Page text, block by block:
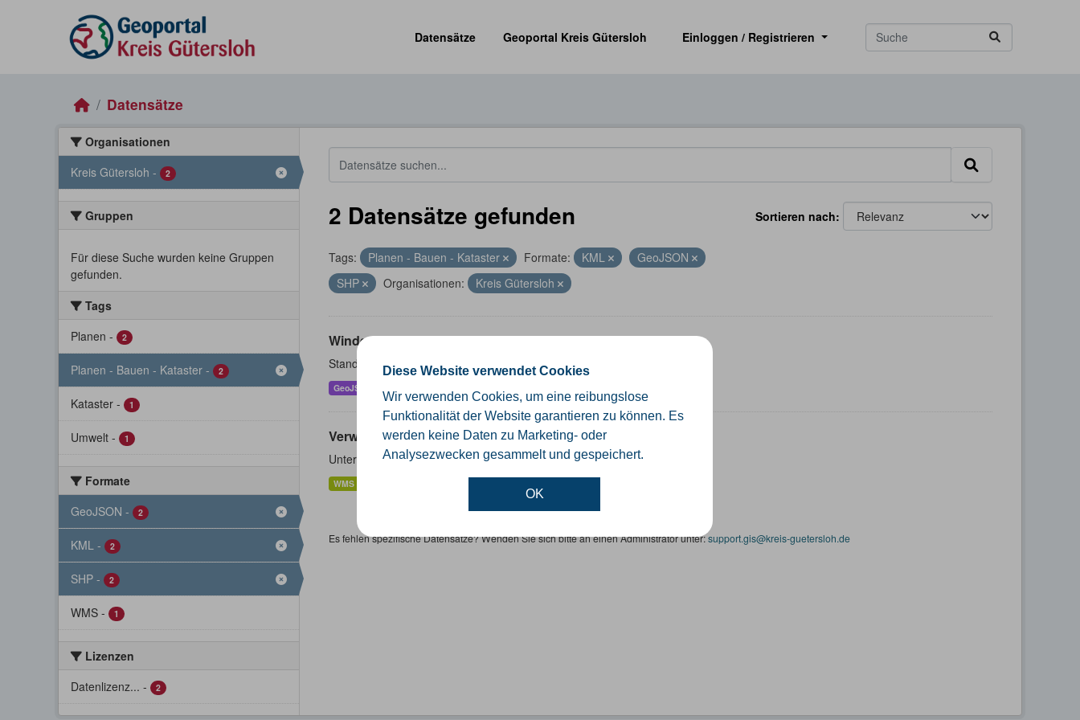
Diese Website verwendet Cookies
Wir verwenden Cookies, um eine reibungslose
Funktionalität der Website garantieren zu können. Es
werden keine Daten zu Marketing- oder
Analysezwecken gesammelt und gespeichert.
OK
Datensätze
Geoportal Kreis Gütersloh Einloggen / Registrieren
Datensätze
Organisationen
Kreis Gütersloh - 2
Gruppen
Für diese Suche wurden keine Gruppen
gefunden.
Tags
Planen - 2
Planen - Bauen - Kataster - 2
Kataster - 1
Umwelt - 1
Formate
GeoJSON - 2
KML - 2
SHP - 2
WMS - 1
Lizenzen
Datenlizenz... - 2
Sortieren nach
2 Datensätze gefunden
Tags: Planen - Bauen - Kataster Formate: KML
GeoJSON
SHP
Organisationen: Kreis Gütersloh
Windenergieanlagen
Standorte der Windenergieanlagen im Kreis Gütersloh
GeoJSON
Verwaltungsgrenzen
Unterschiedliche Ebenen der Verwaltungsgrenzen im Kreis Gütersloh
WMS
Es fehlen spezifische Datensätze? Wenden Sie sich bitte an einen Administrator unter:support.gis@kreis-guetersloh.de